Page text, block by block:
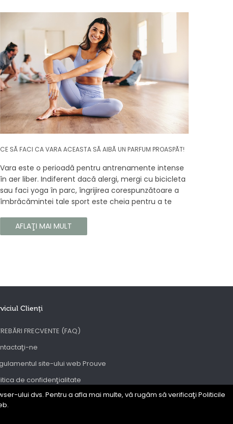
CE SĂ FACI CA VARA ACEASTA SĂ AIBĂ UN PARFUM PROASPĂT!
Vara este o perioadă pentru antrenamente intense
în aer liber. Indiferent dacă alergi, mergi cu bicicleta
sau faci yoga în parc, îngrijirea corespunzătoare a
îmbrăcămintei tale sport este cheia pentru a te
acest articol, vă vom spune cum să vă îngrijiți
corect îmbrăcămintea sport, astfel încât să își
AFLAŢI MAI MULT
ului dvs. Pentru a afla mai multe, vă rugăm să verificaţi Politicile
Clienţi
FRECVENTE (FAQ)
ne
site-ului web Prouve
de confidenţialitate